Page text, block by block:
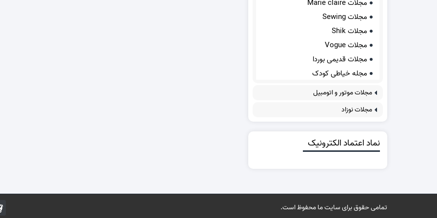
مجلات Marie claire
مجلات Sewing
مجلات Shik
مجلات Vogue
مجلات قدیمی بوردا
مجله خیاطی کودک
مجلات موتور و اتومبیل
مجلات نوزاد
نماد اعتماد الکترونیک
تمامی حقوق برای سایت ما محفوظ است.